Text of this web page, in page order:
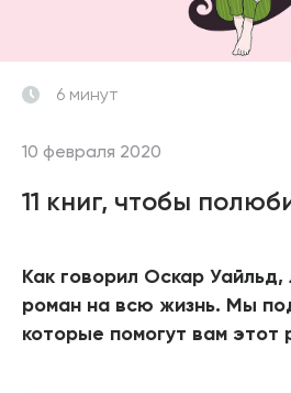
10 февраля 2020
6 минут
11 книг, чтобы
Как говорил Оскар
роман на всю жизнь. Мы
которые помогут вам этот